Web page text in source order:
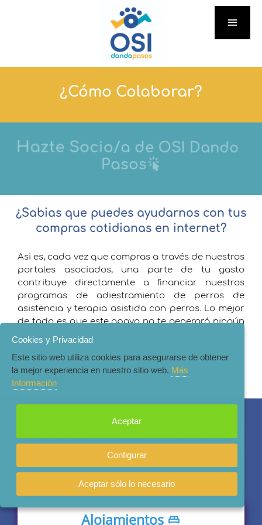
¿Cómo Colaborar?
Hazte Socio/a de OSI Dando
Pasos
¿Sabias que puedes ayudarnos con tus
compras cotidianas en internet?
Asi es, cada vez que compras a través de nuestros
portales asociados, una parte de tu gasto
contribuye directamente a financiar nuestros
programas de adiestramiento de perros de
asistencia y terapia asistida con perros. Lo mejor
de todo es que este apoyo no te generará ningún
costo adicional.
¡Así de fácil es ayudar!
Haz clic en el icono de tu elección para abrir el
sitio web de Booking o Amazon. Una vez allí,
realiza tus compras como lo haces
habitualmente.
Alojamientos
Cookies y Privacidad
Este sitio web utiliza cookies para asegurarse de obtener
la mejor experiencia en nuestro sitio web. Más
Información
Aceptar
Configurar
Aceptar sólo lo necesario